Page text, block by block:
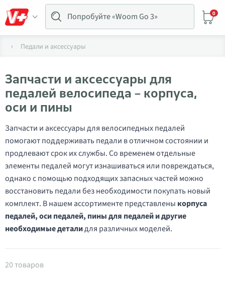
0
Педали и аксессуары
Запчасти и аксессуары для
педалей велосипеда – корпуса,
оси и пины
Запчасти и аксессуары для велосипедных педалей
помогают поддерживать педали в отличном состоянии и
продлевают срок их службы. Со временем отдельные
элементы педалей могут изнашиваться или повреждаться,
однако с помощью подходящих запасных частей можно
восстановить педали без необходимости покупать новый
комплект. В нашем ассортименте представлены корпуса
педалей, оси педалей, пины для педалей и другие
необходимые деталидля различных моделей.
Товары в категории Запчасти и аксессуары для
20 товаров